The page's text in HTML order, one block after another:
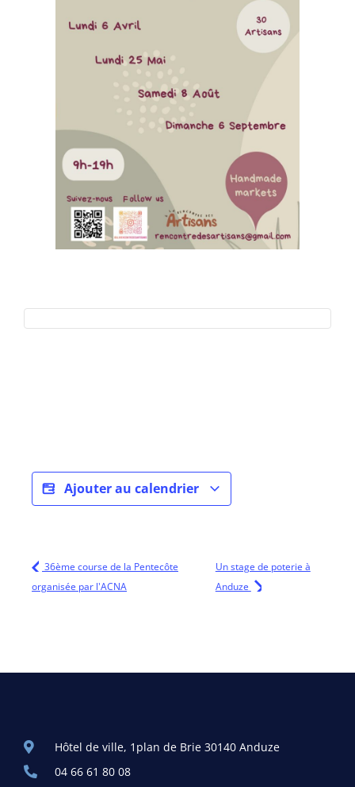
Ajouter au calendrier
36ème course de la Pentecôte
organisée par l'ACNA
Un stage de poterie à
Anduze
Hôtel de ville, 1plan de Brie 30140 Anduze
04 66 61 80 08